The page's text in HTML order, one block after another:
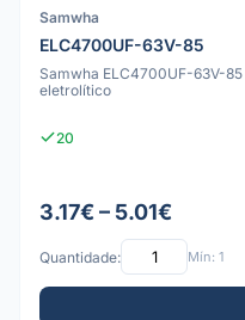
Samwha
ELC4700UF-63V-85
Samwha ELC4700UF-63V-
eletrolítico
20
3.17€ – 5.01€
Quantidade: Mín: 1